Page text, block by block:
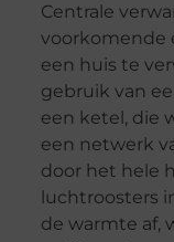
Centrale
voorkomende
een huis te
gebruik van
een ketel, die
een netwerk
door het hele
luchtroosters
de warmte af,